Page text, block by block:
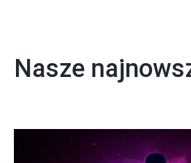
Nasze